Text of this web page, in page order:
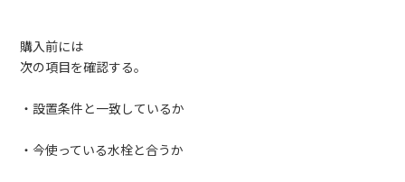
購入前には
次の項目を確認する。
・設置条件と一致しているか
・今使っている水栓と合うか